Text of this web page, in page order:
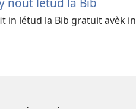
in létud la Bib gratuit avèk